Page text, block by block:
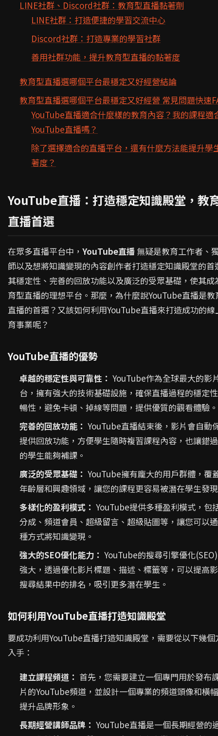
LINE社群、Discord社群：教育型直播黏著劑
LINE社群：打造便捷的學習交流中心
Discord社群：打造專業的學習社群
善用社群功能，提升教育型直播的黏著度
教育型直播選哪個平台最穩定又好經營結論
教育型直播選哪個平台最穩定又好經營 常見問題快速
YouTube直播適合什麼樣的教育內容？我的課程適
YouTube直播嗎？
除了選擇適合的直播平台，還有什麼方法能提升學
著度？
YouTube直播：打造穩定知識殿堂，教
直播首選
在眾多直播平台中， YouTube直播 無疑是教育工作者、
師以及想將知識變現的內容創作者打造穩定知識殿堂的首
其穩定性、完善的回放功能以及廣泛的受眾基礎，使其成
育型直播的理想平台。那麼，為什麼說YouTube直播是教
直播的首選？又該如何利用YouTube直播來打造成功的線
育事業呢？
YouTube直播的優勢
卓越的穩定性與可靠性： YouTube作為全球最大的影
台，擁有強大的技術基礎設施，確保直播過程的穩定
暢性，避免卡頓、掉線等問題，提供優質的觀看體驗。
完善的回放功能： YouTube直播結束後，影片會自動
提供回放功能，方便學生隨時複習課程內容，也讓錯
的學生能夠補課。
廣泛的受眾基礎： YouTube擁有龐大的用戶群體，覆
年齡層和興趣領域，讓您的課程更容易被潛在學生發
多樣化的盈利模式： YouTube提供多種盈利模式，包
分成、頻道會員、超級留言、超級貼圖等，讓您可以
種方式將知識變現。
強大的SEO優化能力： YouTube的搜尋引擎優化
強大，透過優化影片標題、描述、標籤等，可以提高
搜尋結果中的排名，吸引更多潛在學生。
如何利用YouTube直播打造知識殿堂
要成功利用YouTube直播打造知識殿堂，需要從以下幾個
入手：
建立課程頻道： 首先，您需要建立一個專門用於發布
片的YouTube頻道，並設計一個專業的頻道頭像和橫
提升品牌形象。
長期經營講師品牌： YouTube直播是一個長期經營的